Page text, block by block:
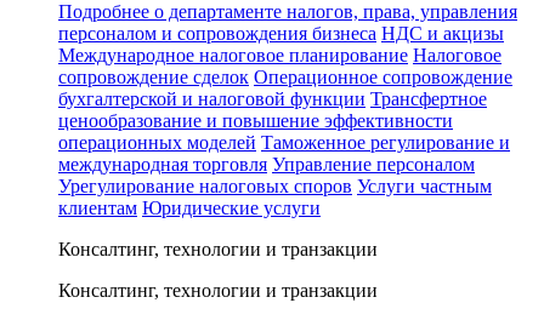
Подробнее о департаменте налогов, права, управления
персоналом и сопровождения бизнеса НДС и акцизы
Международное налоговое планирование Налоговое
сопровождение сделок Операционное сопровождение
бухгалтерской и налоговой функции Трансфертное
ценообразование и повышение эффективности
операционных моделей Таможенное регулирование и
международная торговля Управление персоналом
Урегулирование налоговых споров Услуги частным
клиентам Юридические услуги
Консалтинг, технологии и транзакции
Консалтинг, технологии и транзакции